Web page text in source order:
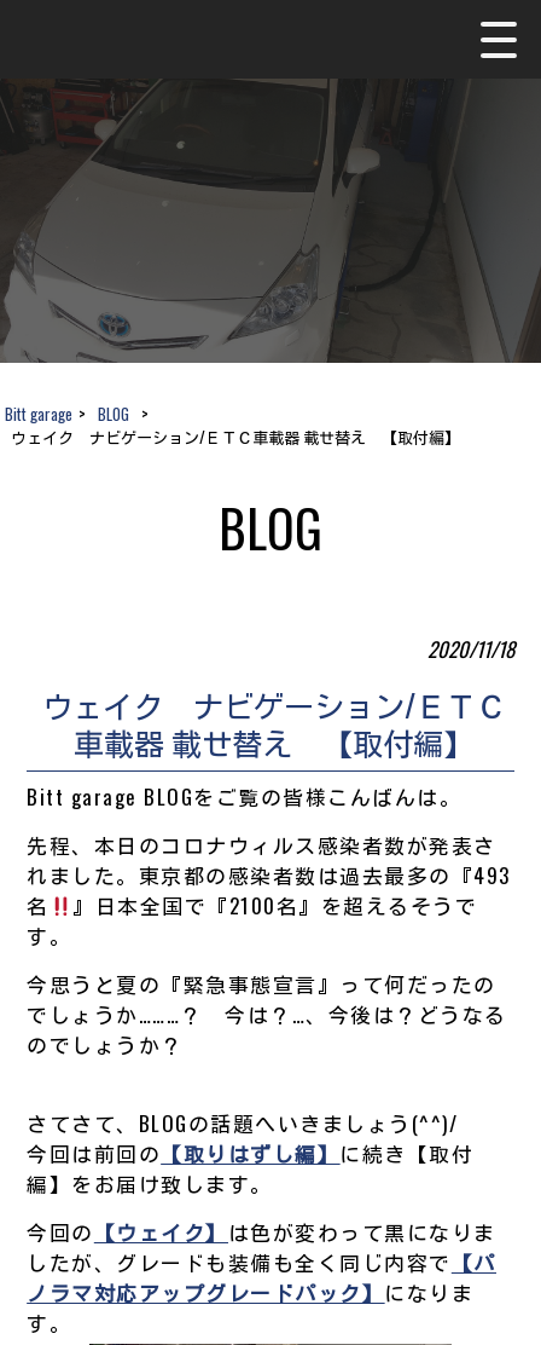
Bitt garage > BLOG >
ウェイク ナビゲーション/ＥＴＣ車載器 載せ替え 【取付編】
BLOG
2020/11/18
ウェイク ナビゲーション/ＥＴＣ
車載器 載せ替え 【取付編】
Bitt garage BLOGをご覧の皆様こんばんは。
先程、本日のコロナウィルス感染者数が発表さ
れました。東京都の感染者数は過去最多の『493
名
』日本全国で『2100名』を超えるそうで
す。
今思うと夏の『緊急事態宣言』って何だったの
でしょうか………？ 今は？…、今後は？どうなる
のでしょうか？
さてさて、BLOGの話題へいきましょう(^^)/
今回は前回の 【取りはずし編】 に続き【取付
編】をお届け致します。
今回の 【ウェイク】 は色が変わって黒になりま
したが、グレードも装備も全く同じ内容で 【パ
ノラマ対応アップグレードパック】 になりま
す。